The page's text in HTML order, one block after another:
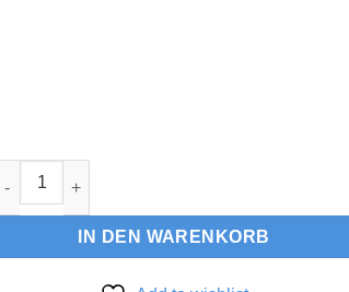
Lederlabel "Berge mit Wald" Menge
IN DEN WARENKORB